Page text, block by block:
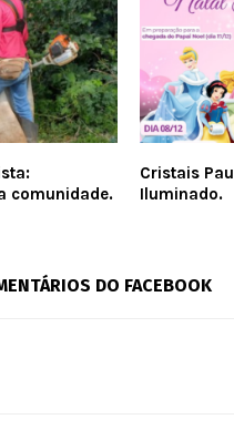
comunidade.
Cristais
Iluminado.
DO FACEBOOK